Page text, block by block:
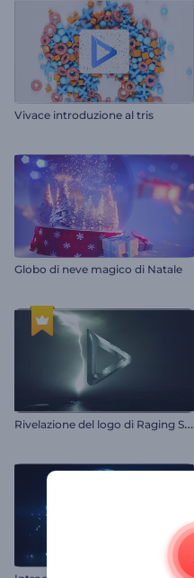
Vivace introduzione al tris
Globo di neve magico di Natale
R
ivelazione del logo di Raging Storm